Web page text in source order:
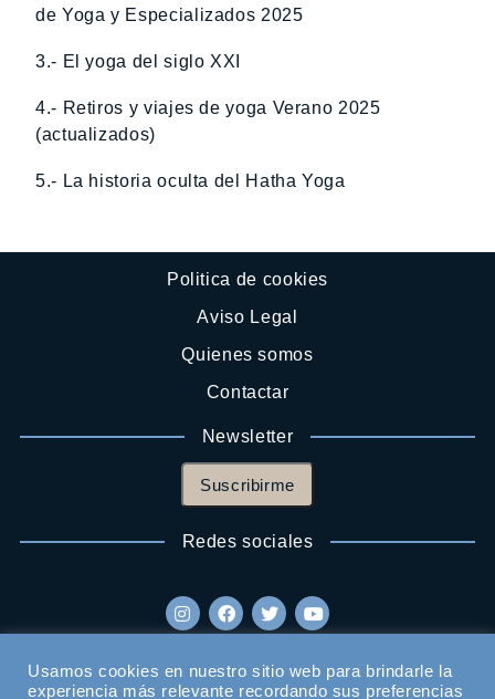
de Yoga y Especializados 2025
3.- El yoga del siglo XXI
4.- Retiros y viajes de yoga Verano 2025
(actualizados)
5.- La historia oculta del Hatha Yoga
Politica de cookies
Aviso Legal
Quienes somos
Contactar
Newsletter
Suscribirme
Redes sociales
Usamos cookies en nuestro sitio web para brindarle la
experiencia más relevante recordando sus preferencias